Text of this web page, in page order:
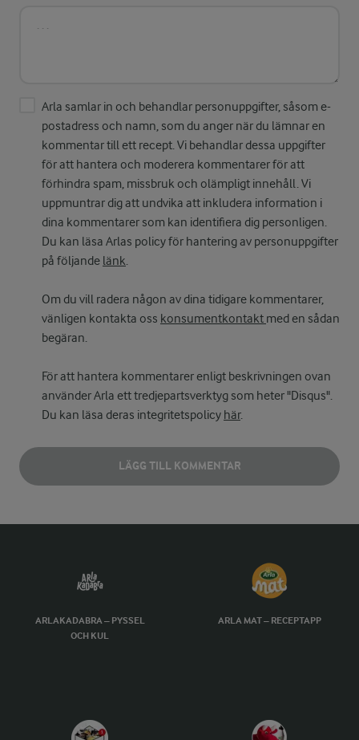
Arla samlar in och behandlar personuppgifter, såsom e-
postadress och namn, som du anger när du lämnar en
kommentar till ett recept. Vi behandlar dessa uppgifter
för att hantera och moderera kommentarer för att
förhindra spam, missbruk och olämpligt innehåll. Vi
uppmuntrar dig att undvika att inkludera information i
dina kommentarer som kan identifiera dig personligen.
Du kan läsa Arlas policy för hantering av personuppgifter
på följande länk.
Om du vill radera någon av dina tidigare kommentarer,
vänligen kontakta oss konsumentkontakt med en sådan
begäran.
För att hantera kommentarer enligt beskrivningen ovan
använder Arla ett tredjepartsverktyg som heter "Disqus".
Du kan läsa deras integritetspolicy här.
LÄGG TILL KOMMENTAR
ARLAKADABRA – PYSSEL
OCH KUL
ARLA MAT – RECEPTAPP